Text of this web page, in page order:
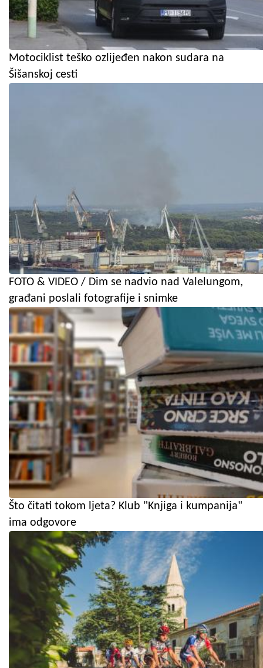
Motociklist teško ozlijeđen nakon sudara na
Šišanskoj cesti
FOTO & VIDEO / Dim se nadvio nad Valelungom,
građani poslali fotografije i snimke
Što čitati tokom ljeta? Klub "Knjiga i kumpanija"
ima odgovore